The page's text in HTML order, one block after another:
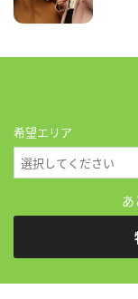
希望エリア
あ